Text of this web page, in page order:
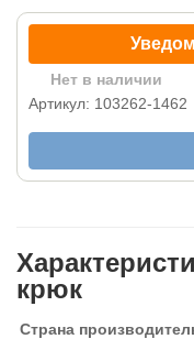
Нет в наличии
Артикул: 103262-1462
крюк
Страна